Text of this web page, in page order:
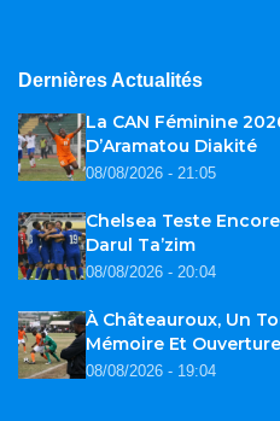
Dernières Actualités
La CAN Féminine
D’Aramatou Diakité
08/08/2026 - 21:05
Chelsea Teste
Darul Ta’zim
08/08/2026 - 20:04
À Châteauroux, Un
Mémoire Et
08/08/2026 - 19:04